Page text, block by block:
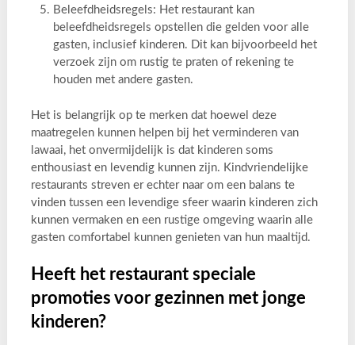
Beleefdheidsregels: Het restaurant kan
beleefdheidsregels opstellen die gelden voor alle
gasten, inclusief kinderen. Dit kan bijvoorbeeld het
verzoek zijn om rustig te praten of rekening te
houden met andere gasten.
Het is belangrijk op te merken dat hoewel deze
maatregelen kunnen helpen bij het verminderen van
lawaai, het onvermijdelijk is dat kinderen soms
enthousiast en levendig kunnen zijn. Kindvriendelijke
restaurants streven er echter naar om een balans te
vinden tussen een levendige sfeer waarin kinderen zich
kunnen vermaken en een rustige omgeving waarin alle
gasten comfortabel kunnen genieten van hun maaltijd.
Heeft het restaurant speciale
promoties voor gezinnen met jonge
kinderen?